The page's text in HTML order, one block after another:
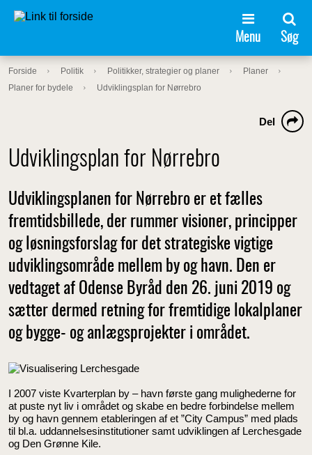
Menu Søg
Forside Politik Politikker, strategier og planer
Planer
Planer for bydele
Udviklingsplan for Nørrebro
Udviklingsplan for Nørrebro
Del
Udviklingsplanen for Nørrebro er et fælles
fremtidsbillede, der rummer visioner, principper
og løsningsforslag for det strategiske vigtige
udviklingsområde mellem by og havn. Den er
vedtaget af Odense Byråd den 26. juni 2019 og
sætter dermed retning for fremtidige lokalplaner
og bygge- og anlægsprojekter i området.
I 2007 viste Kvarterplan by – havn første gang mulighederne for
at puste nyt liv i området og skabe en bedre forbindelse mellem
by og havn gennem etableringen af et ”City Campus” med plads
til bl.a. uddannelsesinstitutioner samt udviklingen af Lerchesgade
og Den Grønne Kile.